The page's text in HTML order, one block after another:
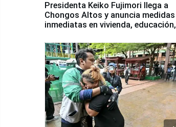
Presidenta Keiko Fujimori llega a
Chongos Altos y anuncia medidas
inmediatas en vivienda, educación,